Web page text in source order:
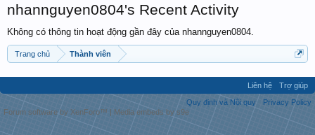
nhannguyen0804's Recent Activity
Không có thông tin hoạt động gần đây của nhannguyen0804.
Trang chủ Thành viên
Liên hệ
Trợ giúp
Quy định và Nội quy
Privacy Policy
Forum software by XenForo™ | Media embeds by s9e